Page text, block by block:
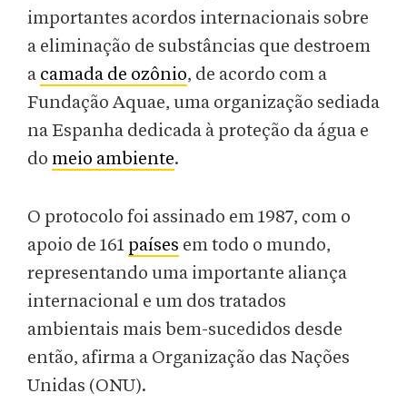
importantes acordos internacionais sobre
a eliminação de substâncias que destroem
a camada de ozônio, de acordo com a
Fundação Aquae, uma organização sediada
na Espanha dedicada à proteção da água e
do meio ambiente.
O protocolo foi assinado em 1987, com o
apoio de 161 países em todo o mundo,
representando uma importante aliança
internacional e um dos tratados
ambientais mais bem-sucedidos desde
então, afirma a Organização das Nações
Unidas (ONU).